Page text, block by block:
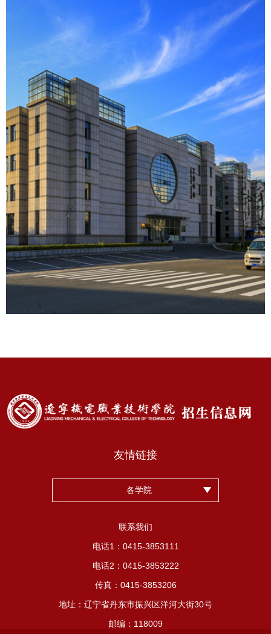
友情链接
各学院
联系我们
电话1：0415-3853111
电话2：0415-3853222
传真：0415-3853206
地址：辽宁省丹东市振兴区洋河大街30号
邮编：118009